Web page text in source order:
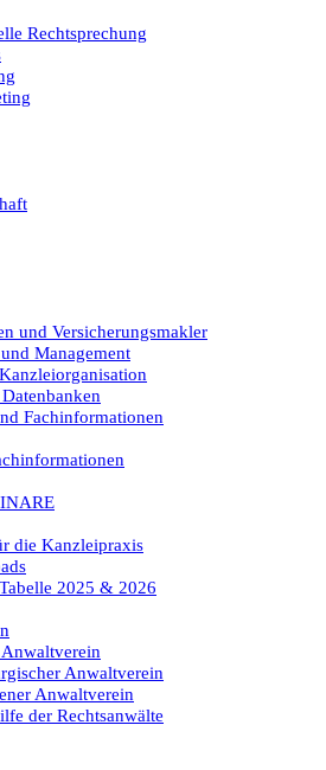
Rechtsprechung
und Versicherungsmakler
Management
Fachinformationen
die Kanzleipraxis
2025 & 2026
Anwaltverein
Anwaltverein
der Rechtsanwälte